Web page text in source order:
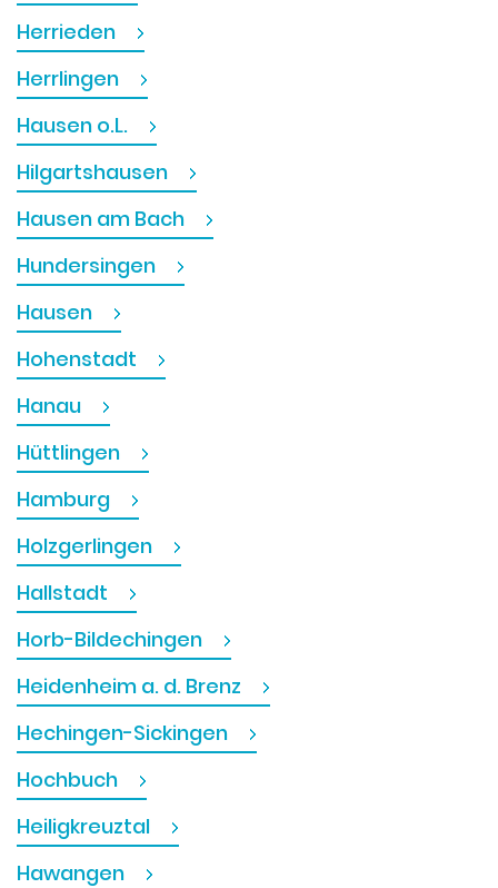
Herrieden
Herrlingen
Hausen o.L.
Hilgartshausen
Hausen am Bach
Hundersingen
Hausen
Hohenstadt
Hanau
Hüttlingen
Hamburg
Holzgerlingen
Hallstadt
Horb-Bildechingen
Heidenheim a. d. Brenz
Hechingen-Sickingen
Hochbuch
Heiligkreuztal
Hawangen